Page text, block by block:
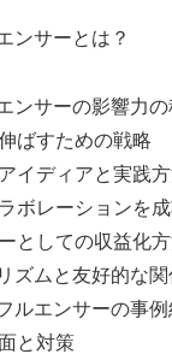
ンサーとは？
ンサーの影響力
ばすための戦略
イディアと実践
ボレーションを
としての収益化
ズムと友好的な
ルエンサーの事例
と対策